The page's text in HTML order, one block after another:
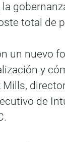
total de
un nuevo
y
de